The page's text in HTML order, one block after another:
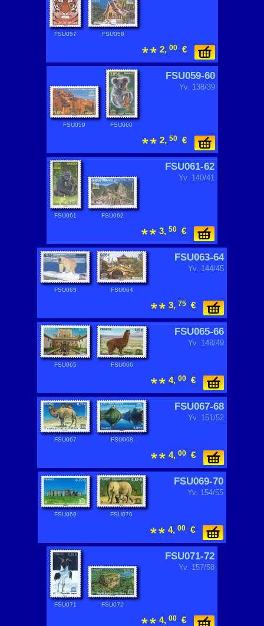
FSU057 FSU058
2, 00 €
FSU059-60
Yv. 138/39
FSU059 FSU060
2, 50 €
FSU061-62
Yv. 140/41
FSU061 FSU062
3, 50 €
FSU063-64
Yv. 144/45
FSU063 FSU064
3, 75 €
FSU065-66
Yv. 148/49
FSU065 FSU066
4, 00 €
FSU067-68
Yv. 151/52
FSU067 FSU068
4, 00 €
FSU069-70
Yv. 154/55
FSU069 FSU070
4, 00 €
FSU071-72
Yv. 157/58
FSU071 FSU072
4, 00 €